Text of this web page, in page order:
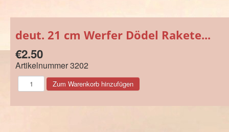
deut. 21 cm Werfer Dödel Rakete...
€2.50
Artikelnummer3202